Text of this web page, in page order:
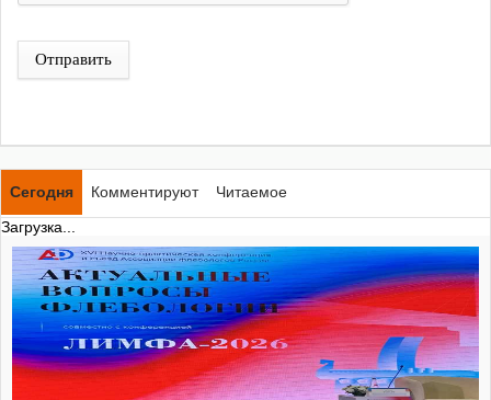
Отправить
Сегодня Комментируют
Читаемое
Загрузка...